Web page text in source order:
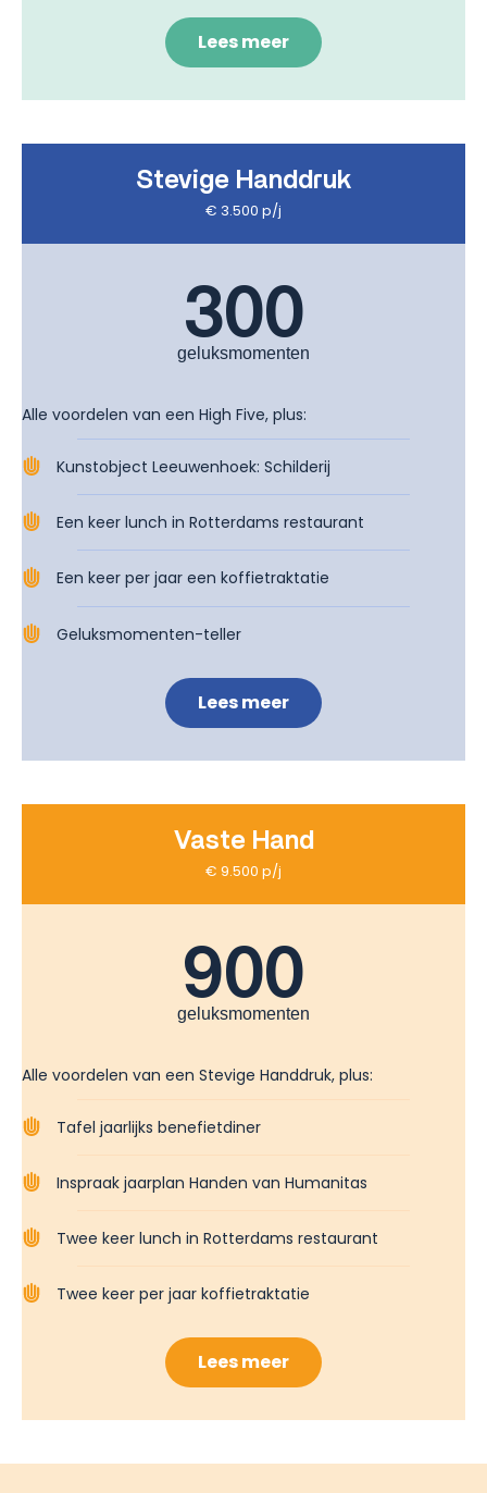
Lees meer
Stevige Handdruk
€ 3.500 p/j
300
geluksmomenten
Alle voordelen van een High Five, plus:
Kunstobject Leeuwenhoek: Schilderij ​
Een keer lunch in Rotterdams restaurant ​
Een keer per jaar een koffietraktatie
Geluksmomenten-teller​
Lees meer
Vaste Hand
€ 9.500 p/j
900
geluksmomenten
Alle voordelen van een Stevige Handdruk, plus:
Tafel jaarlijks benefietdiner
Inspraak jaarplan Handen van Humanitas
Twee keer lunch in Rotterdams restaurant ​
Twee keer per jaar koffietraktatie ​
Lees meer